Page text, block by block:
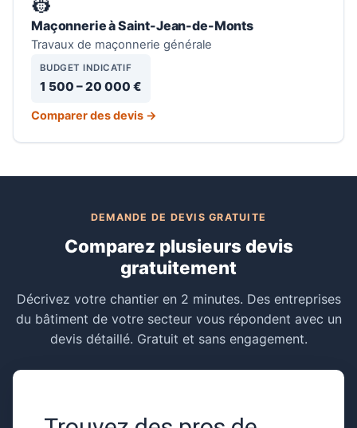
Maçonnerie à Saint-Jean-de-Monts
Travaux de maçonnerie générale
BUDGET INDICATIF
1 500 – 20 000 €
Comparer des devis →
DEMANDE DE DEVIS GRATUITE
Comparez plusieurs devis
gratuitement
Décrivez votre chantier en 2 minutes. Des entreprises
du bâtiment de votre secteur vous répondent avec un
devis détaillé. Gratuit et sans engagement.